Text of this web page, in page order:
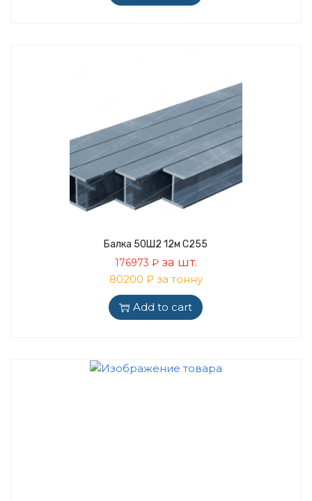
Балка 50Ш2 12м С255
176973 ₽за шт.
80200 ₽ за тонну
Add to cart